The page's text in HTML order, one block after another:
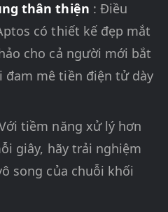
thân thiện : Điều
có thiết kế đẹp mắt
cho cả người mới bắt
đam mê tiền điện tử dày
tiềm năng xử lý hơn
giây, hãy trải nghiệm
song của chuỗi khối